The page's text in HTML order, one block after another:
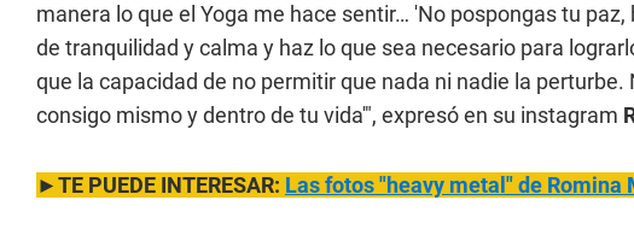
manera lo que el Yoga me hace sentir… 'No pospongas tu
de tranquilidad y calma y haz lo que sea necesario para
que la capacidad de no permitir que nada ni nadie la
consigo mismo y dentro de tu vida'", expresó en su instagram
►TE PUEDE INTERESAR: Las fotos "heavy metal" de